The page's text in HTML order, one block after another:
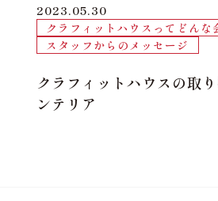
2023.05.30
クラフィットハウスってどんな
スタッフからのメッセージ
クラフィットハウスの取
ンテリア